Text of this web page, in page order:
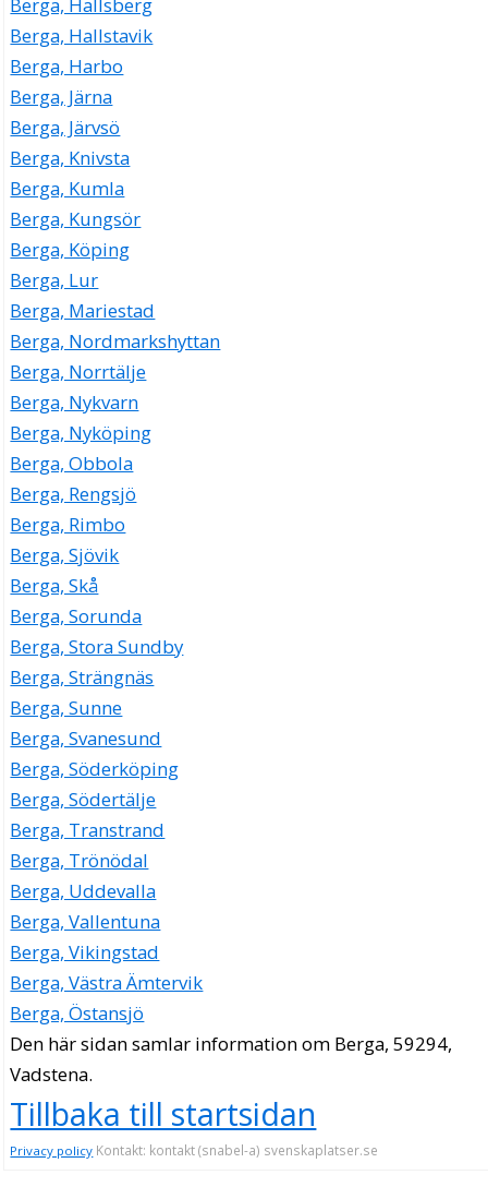
Berga, Hallsberg
Berga, Hallstavik
Berga, Harbo
Berga, Järna
Berga, Järvsö
Berga, Knivsta
Berga, Kumla
Berga, Kungsör
Berga, Köping
Berga, Lur
Berga, Mariestad
Berga, Nordmarkshyttan
Berga, Norrtälje
Berga, Nykvarn
Berga, Nyköping
Berga, Obbola
Berga, Rengsjö
Berga, Rimbo
Berga, Sjövik
Berga, Skå
Berga, Sorunda
Berga, Stora Sundby
Berga, Strängnäs
Berga, Sunne
Berga, Svanesund
Berga, Söderköping
Berga, Södertälje
Berga, Transtrand
Berga, Trönödal
Berga, Uddevalla
Berga, Vallentuna
Berga, Vikingstad
Berga, Västra Ämtervik
Berga, Östansjö
Den här sidan samlar information om Berga, 59294,
Vadstena.
Tillbaka till startsidan
Privacy policy Kontakt: kontakt (snabel-a) svenskaplatser.se